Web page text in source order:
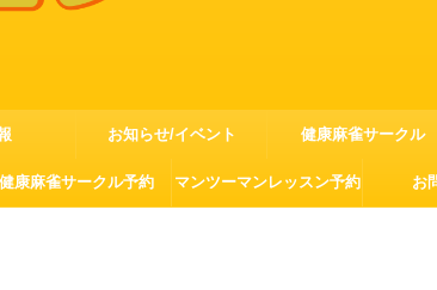
お知らせ/イベント 健康麻雀サークル
康麻雀サークル予約 マンツーマンレッスン予約 お